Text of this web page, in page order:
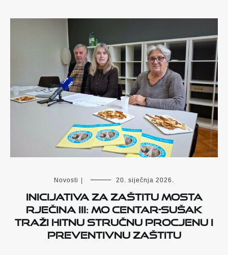
Novosti 20. siječnja 2026.
Inicijativa za zaštitu mosta
Rječina III: MO Centar-Sušak
traži hitnu stručnu procjenu i
preventivnu zaštitu